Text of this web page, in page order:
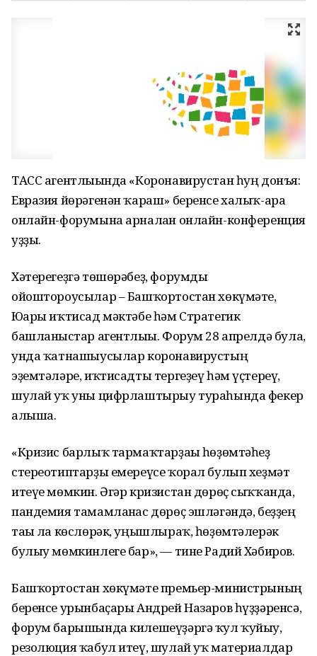
ТАСС агентлығында «Коронавирустан һуң донъя:
Евразия йөрәгенән ҡараш» беренсе халыҡ-ара
онлайн-форумына арналған онлайн-конференция
уҙҙы.
Хәтерегеҙгә төшөрәбеҙ, форумды
ойоштороусылар – Башҡортостан хөкүмәте,
Юғары иҡтисад мәктәбе һәм Стратегик
башланғыстар агентлығы. Форум 28 апрелдә була,
унда ҡатнашыусылар коронавирустың
эҙемтәләре, иҡтисадты тергеҙеү һәм үҫтереү,
шулай уҡ уны цифрлаштырыу тураһында фекер
алыша.
«Кризис барлыҡ тармаҡтарҙағы һөҙөмтәһеҙ
стереотиптарҙы емереүсе ҡорал булып хеҙмәт
итеүе мөмкин. Әгәр кризистан дөрөҫ сыҡҡанда,
пандемия тамамланғас дөрөҫ эшләгәндә, беҙҙең
тағы ла көслөрәк, уңышлыраҡ, һөҙөмтәлерәк
булыу мөмкинлеге бар», — тине Радий Хәбиров.
Башҡортостан хөкүмәте премьер-министрының
беренсе урынбаҫары Андрей Назаров һүҙҙәренсә,
форум барышында килешеүҙәргә ҡул ҡуйыу,
резолюция ҡабул итеү, шулай уҡ материалдар